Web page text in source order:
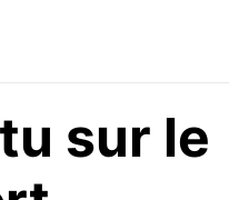
sur le